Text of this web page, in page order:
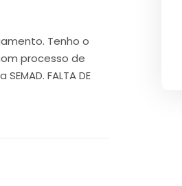
Tenho o
processo de
FALTA DE